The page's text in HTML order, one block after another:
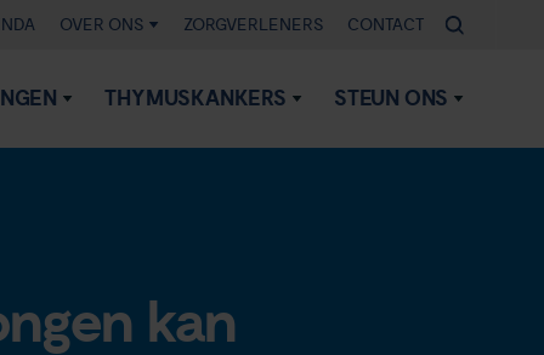
OVER ONS ZORGVERLENERS CONTACT
THYMUSKANKERS STEUN ONS
kan